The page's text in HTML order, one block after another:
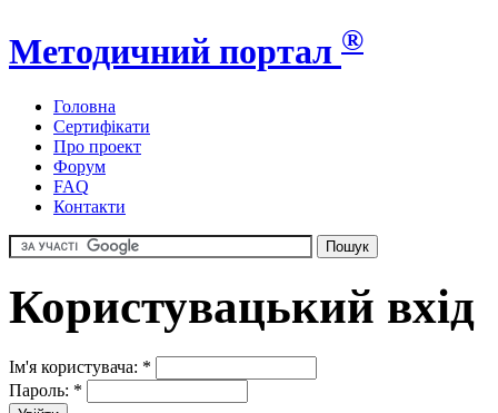
Методичний портал ®
Головна
Сертифікати
Про проект
Форум
FAQ
Контакти
Користувацький вхід
Ім'я користувача: *
Пароль: *